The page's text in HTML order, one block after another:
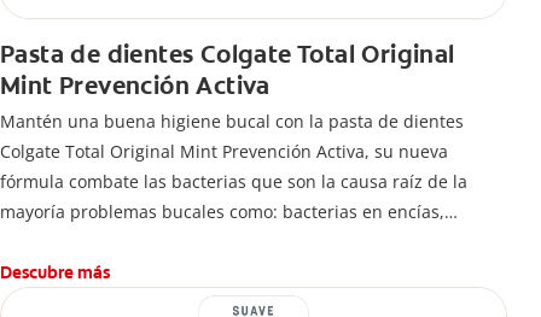
Pasta de dientes Colgate Total Original
Mint Prevención Activa
Mantén una buena higiene bucal con la pasta de dientes
Colgate Total Original Mint Prevención Activa, su nueva
fórmula combate las bacterias que son la causa raíz de la
mayoría problemas bucales como: bacterias en encías,
caries.
Descubre más